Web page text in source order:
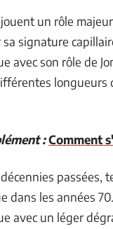
jouent un rôle
signature
avec son rôle de
longueurs
:Comment
passées,
dans les années
avec un léger